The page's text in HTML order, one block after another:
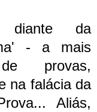
diante da
- a mais
provas,
na falácia da
Aliás,